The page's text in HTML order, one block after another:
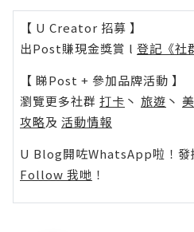
【 U Creator 招募 】
出Post賺現金獎賞 l 登記《社
【 睇Post + 參加品牌活動 】
瀏覽更多社群 打卡 丶 旅遊 丶
攻略及 活動情報
U Blog開咗WhatsApp啦！發
Follow 我哋 ！